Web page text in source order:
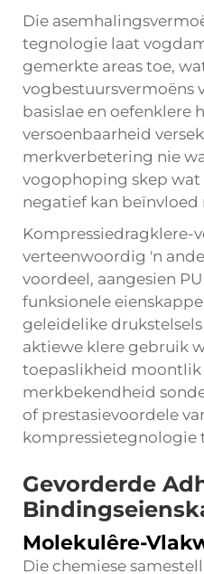
Die
tegnologie laat
gemerkte areas toe,
vogbestuursvermoëns
basislae en oefenklere
versoenbaarheid
merkverbetering nie
vogophoping skep wat
negatief kan beïnvloed
Kompressiedragklere-
verteenwoordig 'n
voordeel, aangesien
funksionele
geleidelike
aktiewe klere gebruik
toepaslikheid
merkbekendheid
of prestasievoordele
Gevorderde
Molekulêre-
Die chemiese